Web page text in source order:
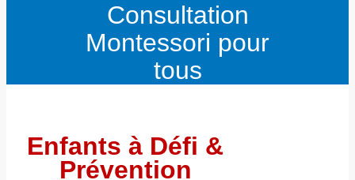
Consultation
Montessori pour
tous
Enfants à Défi &
Prévention